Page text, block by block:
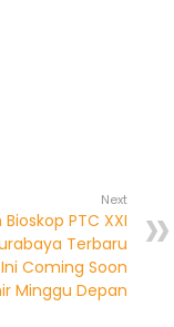
Next
PTC XXI
Terbaru
Coming Soon
Minggu Depan